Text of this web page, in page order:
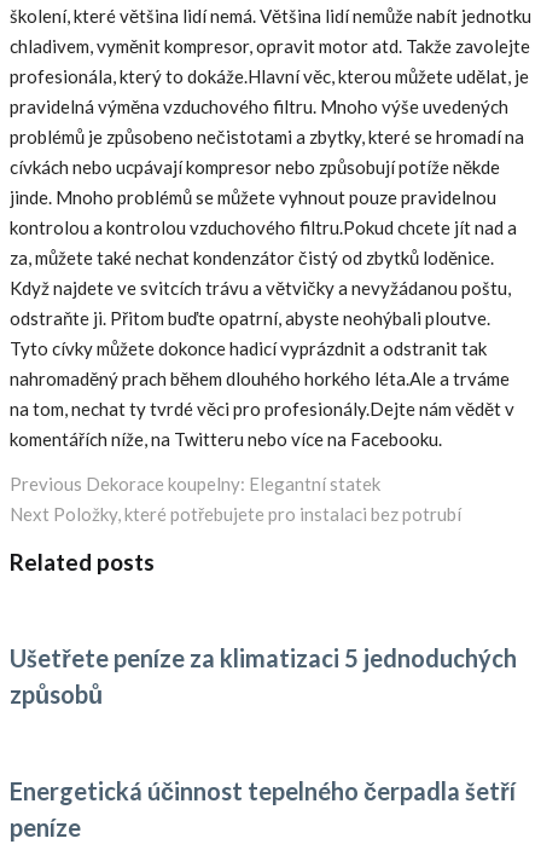
školení, které většina lidí nemá. Většina lidí nemůže nabít jednotku
chladivem, vyměnit kompresor, opravit motor atd. Takže zavolejte
profesionála, který to dokáže.Hlavní věc, kterou můžete udělat, je
pravidelná výměna vzduchového filtru. Mnoho výše uvedených
problémů je způsobeno nečistotami a zbytky, které se hromadí na
cívkách nebo ucpávají kompresor nebo způsobují potíže někde
jinde. Mnoho problémů se můžete vyhnout pouze pravidelnou
kontrolou a kontrolou vzduchového filtru.Pokud chcete jít nad a
za, můžete také nechat kondenzátor čistý od zbytků loděnice.
Když najdete ve svitcích trávu a větvičky a nevyžádanou poštu,
odstraňte ji. Přitom buďte opatrní, abyste neohýbali ploutve.
Tyto cívky můžete dokonce hadicí vyprázdnit a odstranit tak
nahromaděný prach během dlouhého horkého léta.Ale a trváme
na tom, nechat ty tvrdé věci pro profesionály.Dejte nám vědět v
komentářích níže, na Twitteru nebo více na Facebooku.
Navigace
pro
Previous Previous
post:
Dekorace koupelny: Elegantní statek
Next Next
Položky, které potřebujete pro instalaci bez potrubí
Related posts
Ušetřete peníze za klimatizaci 5 jednoduchých
způsobů
Energetická účinnost tepelného čerpadla šetří
peníze